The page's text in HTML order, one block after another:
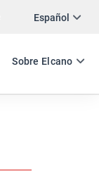
Español
ES EN
Sobre Elcano
Twitter